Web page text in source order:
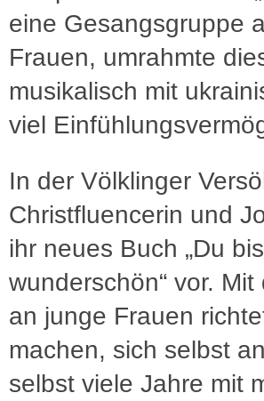
eine Gesangsgruppe
Frauen, umrahmte
musikalisch mit
viel
In der Völklinger
Christfluencerin und
ihr neues Buch „Du
wunderschön“ vor.
an junge Frauen
machen, sich selbst
selbst viele Jahre mit